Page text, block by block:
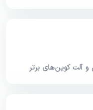
آلت کوین‌های برتر